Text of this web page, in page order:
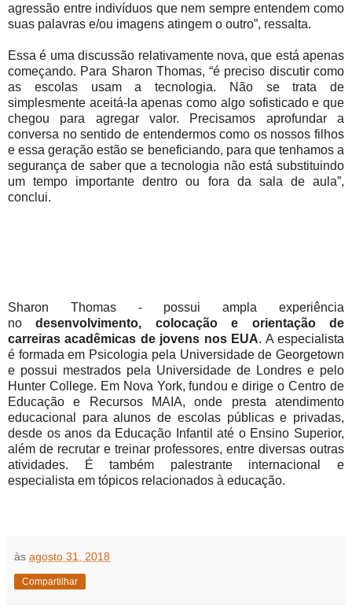
agressão entre indivíduos que nem sempre entendem como
suas palavras e/ou imagens atingem o outro”, ressalta.
Essa é uma discussão relativamente nova, que está apenas
começando. Para Sharon Thomas, “é preciso discutir como
as escolas usam a tecnologia. Não se trata de
simplesmente aceitá-la apenas como algo sofisticado e que
chegou para agregar valor. Precisamos aprofundar a
conversa no sentido de entendermos como os nossos filhos
e essa geração estão se beneficiando, para que tenhamos a
segurança de saber que a tecnologia não está substituindo
um tempo importante dentro ou fora da sala de aula”,
conclui.
Sharon Thomas - possui ampla experiência
nodesenvolvimento, colocação e orientação de
carreiras acadêmicas de jovens nos EUA. A especialista
é formada em Psicologia pela Universidade de Georgetown
e possui mestrados pela Universidade de Londres e pelo
Hunter College. Em Nova York, fundou e dirige o Centro de
Educação e Recursos MAIA, onde presta atendimento
educacional para alunos de escolas públicas e privadas,
desde os anos da Educação Infantil até o Ensino Superior,
além de recrutar e treinar professores, entre diversas outras
atividades. É também palestrante internacional e
especialista em tópicos relacionados à educação.
às agosto 31, 2018
Compartilhar